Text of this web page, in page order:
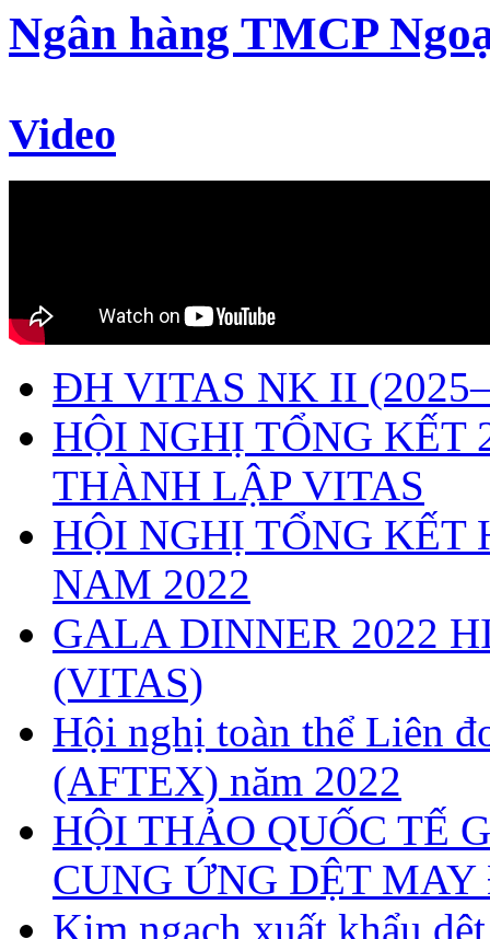
Ngân hàng TMCP
Video
ĐH VITAS NK II
HỘI NGHỊ TỔNG
THÀNH LẬP VITAS
HỘI NGHỊ TỔNG KẾT
NAM 2022
GALA DINNER 2022
(VITAS)
Hội nghị toàn thể Liên
(AFTEX) năm 2022
HỘI THẢO QUỐC TẾ
CUNG ỨNG DỆT
Kim ngạch xuất khẩu